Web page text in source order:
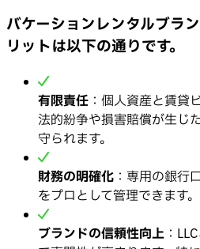
バケーションレンタルブラ
リットは以下の通りです。
有限責任 ：個人資産と賃貸
法的紛争や損害賠償が生じ
守られます。
財務の明確化 ：専用の銀行
をプロとして管理できます。
ブランドの信頼性向上 ：